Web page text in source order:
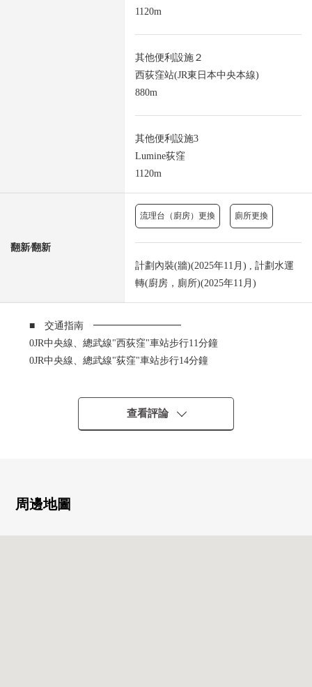
1120m
其他便利設施２
西荻窪站(JR東日本中央本線)
880m
其他便利設施3
Lumine荻窪
1120m
翻新⁄翻新
流理台（廚房）更換 廁所更換
計劃內裝(牆)(2025年11月) , 計劃水運
轉(廚房，廁所)(2025年11月)
■ 交通指南 ━━━━━━━━━
0JR中央線、總武線"西荻窪"車站步行11分鐘
0JR中央線、總武線"荻窪"車站步行14分鐘
■ 物件概要 ━━━━━━━━━
0私人使用面積：24.36平方公尺(約7.36坪)
■ 翻新內容(打算在2025年11月完成)
查看評論
周邊地圖